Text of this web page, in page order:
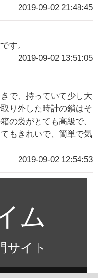
2019-09-02 21:48:45
す。
2019-09-02 13:51:05
で、持っていて少し大
り外した時計の鎖はそ
の袋がとても高級で、
もきれいで、簡単で気
2019-09-02 12:54:53
ム
サイト